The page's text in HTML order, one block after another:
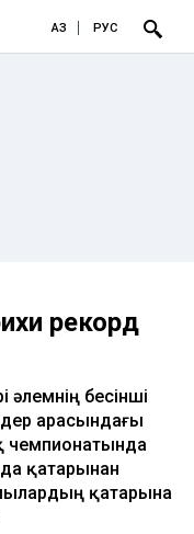
ҚАЗ РУС
рекорд
әлемнің бесінші
арасындағы
чемпионатында
қатарынан
қатарына